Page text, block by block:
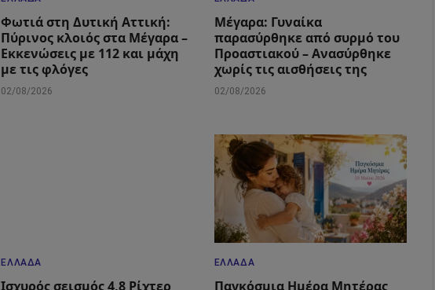
Φωτιά στη Δυτική Αττική:
Πύρινος κλοιός στα Μέγαρα –
Εκκενώσεις με 112 και μάχη
με τις φλόγες
02/08/2026
Μέγαρα: Γυναίκα
παρασύρθηκε από συρμό του
Προαστιακού – Ανασύρθηκε
χωρίς τις αισθήσεις της
02/08/2026
ΕΛΛΆΔΑ
Ισχυρός σεισμός 4,8 Ρίχτερ
ΕΛΛΆΔΑ
Παγκόσμια Ημέρα Μητέρας